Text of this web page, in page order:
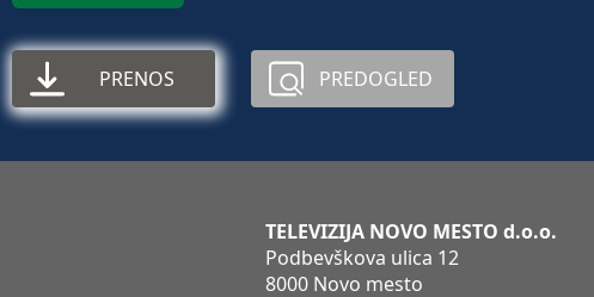
PRENOS PREDOGLED
TELEVIZIJA NOVO MESTO d.o.o.
Podbevškova ulica 12
8000 Novo mesto